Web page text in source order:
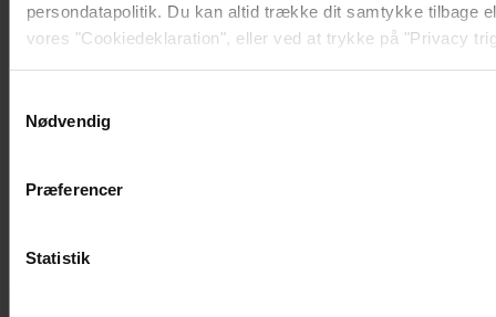
persondatapolitik. Du kan altid trække dit samtykke tilbage
vores "Cookiedeklaration", eller ved at trykke på "Privacy
Vi anvender egne cookies og cookies fra tredjeparter til at
generere statistik og huske dine præferencer samt til brug
Nødvendig
Præferencer
Statistik
"Årgang 20"-par har taget svær beslutning